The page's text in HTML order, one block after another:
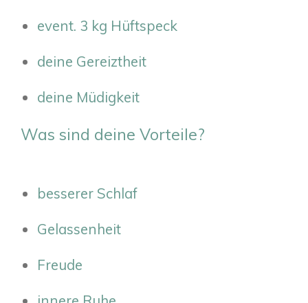
event. 3 kg Hüftspeck
deine Gereiztheit
deine Müdigkeit
Was sind deine Vorteile?
besserer Schlaf
Gelassenheit
Freude